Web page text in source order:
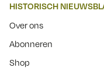
HISTORISCH
Over ons
Abonneren
Shop